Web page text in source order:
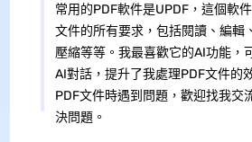
常用的PDF軟件是UPDF，這個軟
文件的所有要求，包括閱讀、編輯
壓縮等等。我最喜歡它的AI功能，
AI對話，提升了我處理PDF文件的
PDF文件時遇到問題，歡迎找我交
決問題。